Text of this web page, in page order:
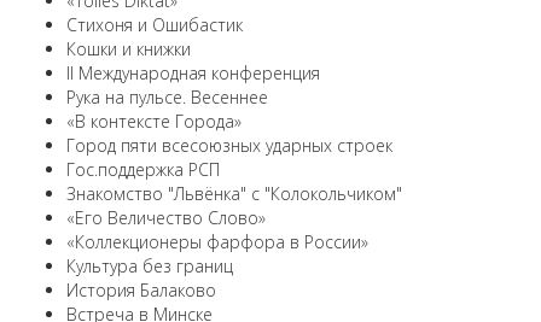
Стихоня и Ошибастик
Кошки и книжки
II Международная конференция
Рука на пульсе. Весеннее
«В контексте Города»
Город пяти всесоюзных ударных строек
Гос.поддержка РСП
Знакомство "Львёнка" с "Колокольчиком"
«Его Величество Слово»
«Коллекционеры фарфора в России»
Культура без границ
История Балаково
Встреча в Минске